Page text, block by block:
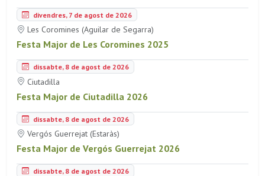
divendres, 7 de agost de 2026
Les Coromines (Aguilar de Segarra)
Festa Major de Les Coromines 2025
dissabte, 8 de agost de 2026
Ciutadilla
Festa Major de Ciutadilla 2026
dissabte, 8 de agost de 2026
Vergós Guerrejat (Estaràs)
Festa Major de Vergós Guerrejat 2026
dissabte, 8 de agost de 2026